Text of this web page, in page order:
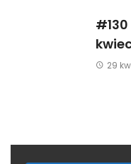
#130
29